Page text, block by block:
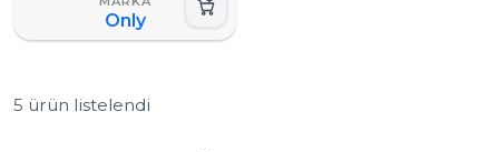
Only
5 ürün listelendi